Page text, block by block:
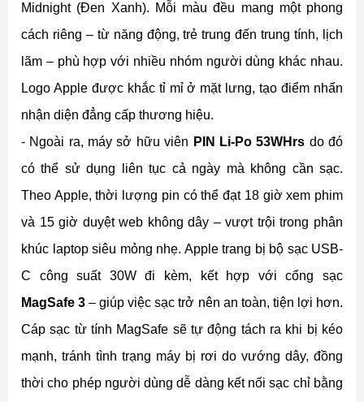
Midnight (Đen Xanh). Mỗi màu đều mang một phong
cách riêng – từ năng động, trẻ trung đến trung tính, lịch
lãm – phù hợp với nhiều nhóm người dùng khác nhau.
Logo Apple được khắc tỉ mỉ ở mặt lưng, tạo điểm nhấn
nhận diện đẳng cấp thương hiệu.
- Ngoài ra, máy sở hữu viên PIN Li-Po 53WHrs do đó
có thể sử dụng liên tục cả ngày mà không cần sạc.
Theo Apple, thời lượng pin có thể đạt 18 giờ xem phim
và 15 giờ duyệt web không dây – vượt trội trong phân
khúc laptop siêu mỏng nhẹ. Apple trang bị bộ sạc USB-
C công suất 30W đi kèm, kết hợp với cổng sạc
MagSafe 3 – giúp việc sạc trở nên an toàn, tiện lợi hơn.
Cáp sạc từ tính MagSafe sẽ tự động tách ra khi bị kéo
mạnh, tránh tình trạng máy bị rơi do vướng dây, đồng
thời cho phép người dùng dễ dàng kết nối sạc chỉ bằng